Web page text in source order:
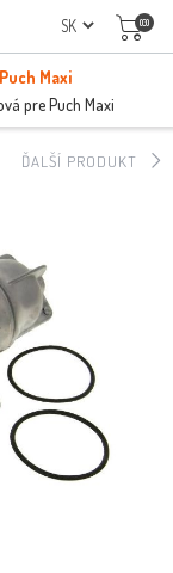
(0)
Maxi
pre Puch Maxi
ĎALŠÍ PRODUKT